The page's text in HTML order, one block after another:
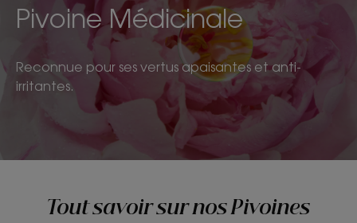
Pivoine Médicinale
Reconnue pour ses vertus apaisantes et anti-
irritantes.
Tout savoir sur nos Pivoines